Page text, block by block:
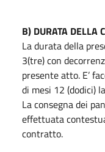
B) DURATA DELLA
La durata della
3(tre) con
presente atto. E’
di mesi 12 (dodici)
La consegna dei
effettuata
contratto.